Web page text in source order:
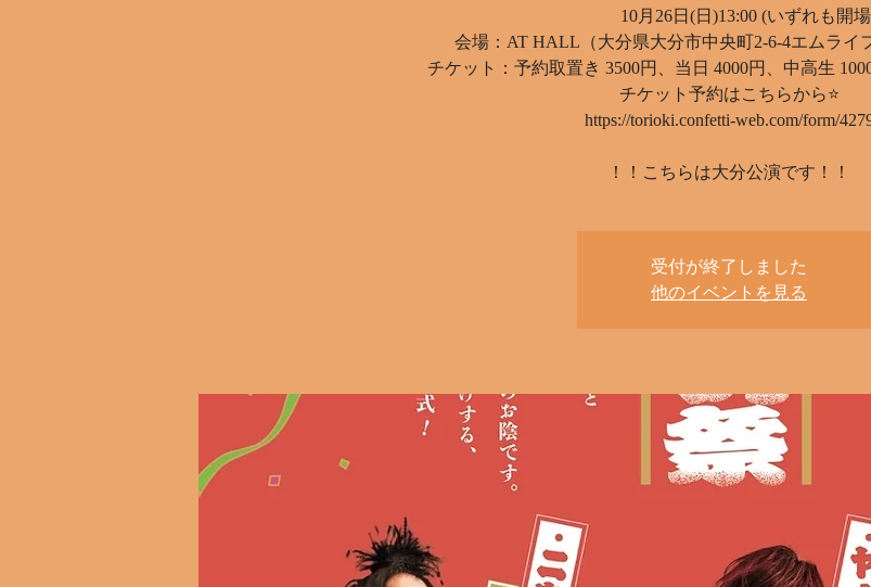
10月26日(日)13:00 (いずれも開場
会場：AT HALL（大分県大分市中央町2-6-4エムライ
チケット：予約取置き 3500円、当日 4000円、中高生
チケット予約はこちらから⭐️
https://torioki.confetti-web.com/form/
！！こちらは大分公演です！！
受付が終了しました
他のイベントを見る